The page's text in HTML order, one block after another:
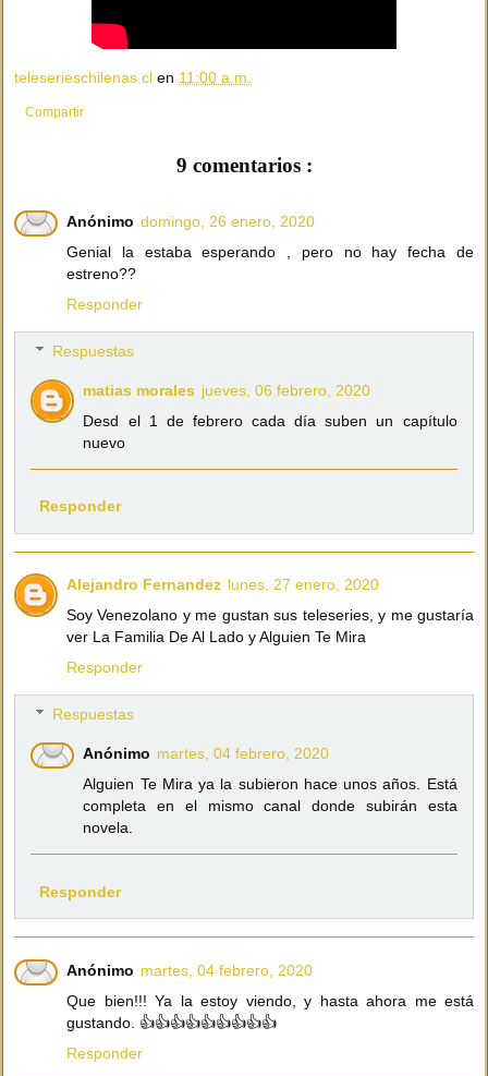
teleserieschilenas.cl en 11:00 a.m.
Compartir
9 comentarios :
Anónimo domingo, 26 enero, 2020
Genial la estaba esperando , pero no hay fecha de
estreno??
Responder
Respuestas
matias morales jueves, 06 febrero, 2020
Desd el 1 de febrero cada día suben un capítulo
nuevo
Responder
Alejandro Fernandez lunes, 27 enero, 2020
Soy Venezolano y me gustan sus teleseries, y me gustaría
ver La Familia De Al Lado y Alguien Te Mira
Responder
Respuestas
Anónimo martes, 04 febrero, 2020
Alguien Te Mira ya la subieron hace unos años. Está
completa en el mismo canal donde subirán esta
novela.
Responder
Anónimo martes, 04 febrero, 2020
Que bien!!! Ya la estoy viendo, y hasta ahora me está
gustando. 👍👍👍👍👍👍👍👍👍
Responder